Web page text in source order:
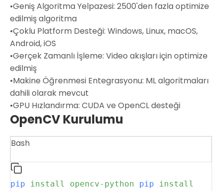
•Geniş Algoritma Yelpazesi: 2500'den fazla optimize
edilmiş algoritma
•Çoklu Platform Desteği: Windows, Linux, macOS,
Android, iOS
•Gerçek Zamanlı İşleme: Video akışları için optimize
edilmiş
•Makine Öğrenmesi Entegrasyonu: ML algoritmaları
dahili olarak mevcut
•GPU Hızlandırma: CUDA ve OpenCL desteği
OpenCV Kurulumu
Bash
pip install opencv-python pip
install